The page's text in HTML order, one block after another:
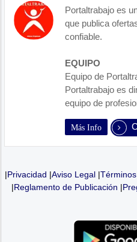
Portaltrabajo es
que publica
confiable.
EQUIPO
Equipo de
Portaltrabajo es
equipo de
Más Info
|Privacidad |Aviso Legal |
|Reglamento de Publicación |